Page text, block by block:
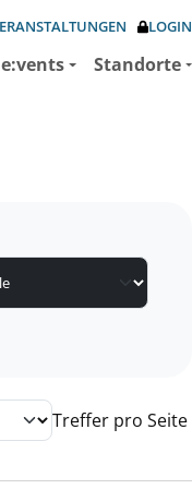
LOGIN
e:vents Standorte
Treffer pro Seite